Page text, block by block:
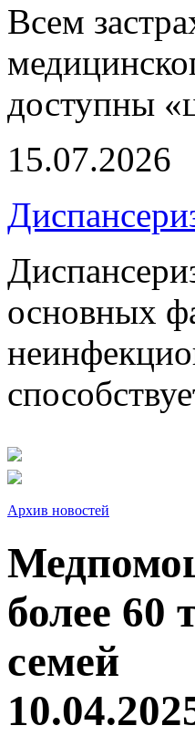
Всем
доступны
15.07.2026
основных
Архив новостей
более 60
семей